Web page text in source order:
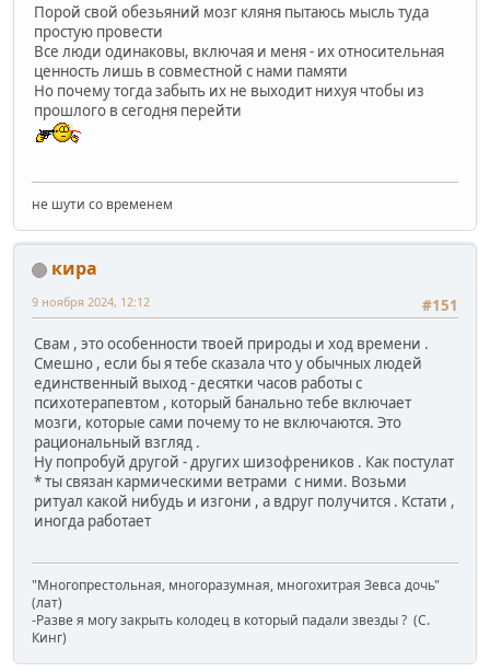
Порой свой обезьяний мозг кляня пытаюсь мысль туда
простую провести
Все люди одинаковы, включая и меня - их относительная
ценность лишь в совместной с нами памяти
Но почему тогда забыть их не выходит нихуя чтобы из
прошлого в сегодня перейти
не шути со временем
кира
#151
9 ноября 2024, 12:12
Свам , это особенности твоей природы и ход времени .
Смешно , если бы я тебе сказала что у обычных людей
единственный выход - десятки часов работы с
психотерапевтом , который банально тебе включает
мозги, которые сами почему то не включаются. Это
рациональный взгляд .
Ну попробуй другой - других шизофреников . Как постулат
* ты связан кармическими ветрами с ними. Возьми
ритуал какой нибудь и изгони , а вдруг получится . Кстати ,
иногда работает
"Многопрестольная, многоразумная, многохитрая Зевса дочь"
(лат)
-Разве я могу закрыть колодец в который падали звезды ? (C.
Кинг)